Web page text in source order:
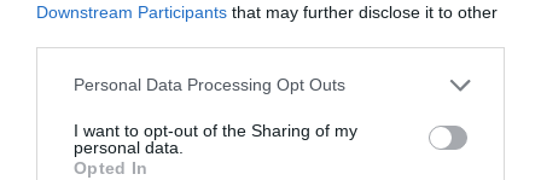
Downstream Participants that may further disclose it to other
Personal Data Processing Opt Outs
I want to opt-out of the Sharing of my
personal data.
Opted In